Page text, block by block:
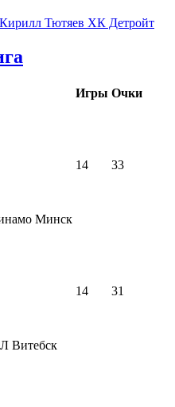
Кирилл Тютяев ХК Детройт
Игры Очки
Минск
14 33
Витебск
14 31